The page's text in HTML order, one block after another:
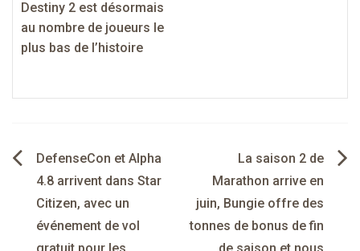
Destiny 2 est désormais
au nombre de joueurs le
plus bas de l’histoire
Navigation
de
l’article
DefenseCon et Alpha
4.8 arrivent dans Star
Citizen, avec un
événement de vol
La saison 2 de
Marathon arrive en
juin, Bungie offre des
tonnes de bonus de fin